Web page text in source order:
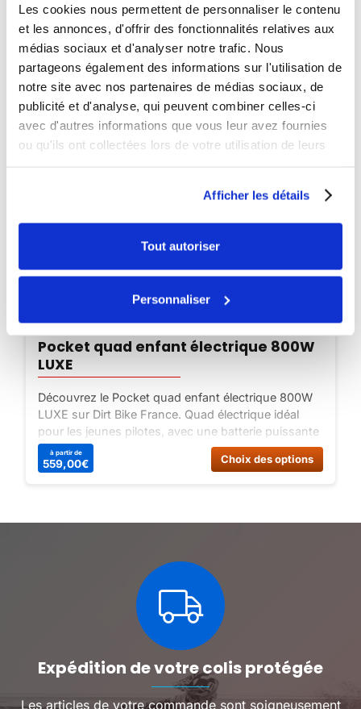
Les cookies nous permettent de personnaliser le contenu
et les annonces, d'offrir des fonctionnalités relatives aux
médias sociaux et d'analyser notre trafic. Nous
partageons également des informations sur l'utilisation de
notre site avec nos partenaires de médias sociaux, de
publicité et d'analyse, qui peuvent combiner celles-ci
avec d'autres informations que vous leur avez fournies
ou qu'ils ont collectées lors de votre utilisation de leurs
Afficher les détails
Tout autoriser
Personnaliser
Disponible
Pocket quad enfant électrique 800W
LUXE
Découvrez le Pocket quad enfant électrique 800W
LUXE sur Dirt Bike France. Quad électrique idéal
pour les jeunes pilotes, avec une batterie puissante
de 36V | 12Ah et une vitesse maximale de 25 Km/h.
Commandez dès maintenant !
à partir de
559,00€ Choix des options
Ce
produit
produit
Expédition de votre colis protégée
Les articles de votre commande sont soigneusement